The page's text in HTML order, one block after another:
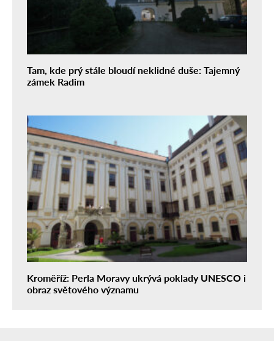
Tam, kde prý stále bloudí neklidné duše: Tajemný
zámek Radim
Kroměříž: Perla Moravy ukrývá poklady UNESCO i
obraz světového významu